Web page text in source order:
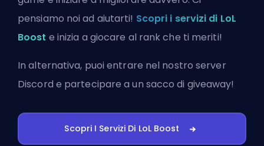
pensiamo noi ad aiutarti! Scopri i servizi di LoL
Boost e inizia a giocare al rank che ti meriti!
In alternativa, puoientrare nel nostro server
Discord e partecipare a un sacco di giveaway!
Scopri I Servizi Di LoL Boost